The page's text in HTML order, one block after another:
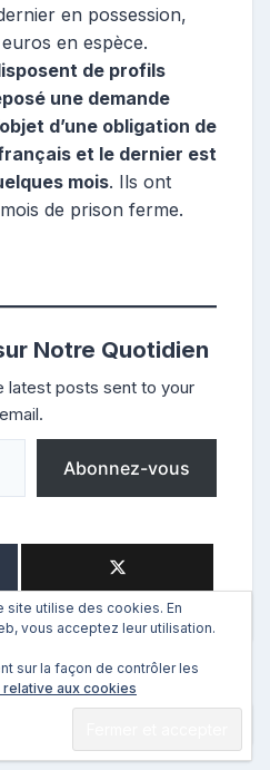
en possession,
en espèce.
de profils
une demande
d’une obligation de
et le dernier est
mois. Ils ont
de prison ferme.
Notre Quotidien
latest posts sent to your
email.
Abonnez-vous
site utilise des cookies. En
vous acceptez leur utilisation.
sur la façon de contrôler les
relative aux cookies